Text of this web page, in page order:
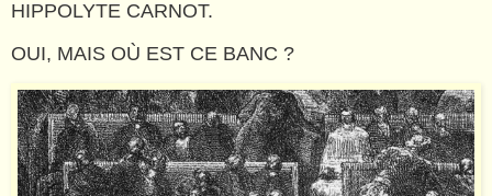
HIPPOLYTE CARNOT.
OUI, MAIS OÙ EST CE BANC ?